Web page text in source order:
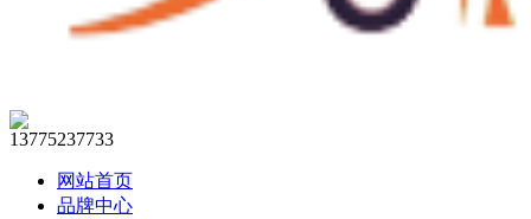
13775237733
网站首页
品牌中心